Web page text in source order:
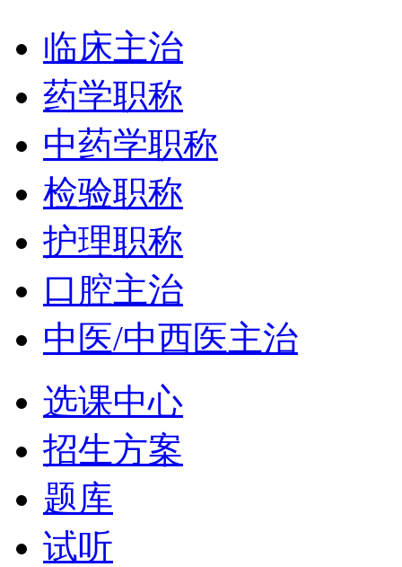
临床主治
药学职称
中药学职称
检验职称
护理职称
口腔主治
中医/中西医主治
选课中心
招生方案
题库
试听